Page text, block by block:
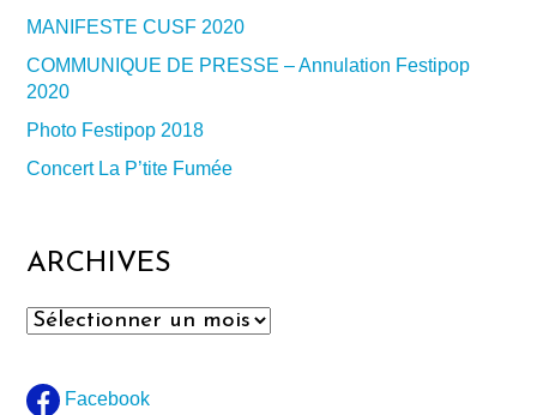
MANIFESTE CUSF 2020
COMMUNIQUE DE PRESSE – Annulation Festipop
2020
Photo Festipop 2018
Concert La P’tite Fumée
ARCHIVES
Archives
Facebook